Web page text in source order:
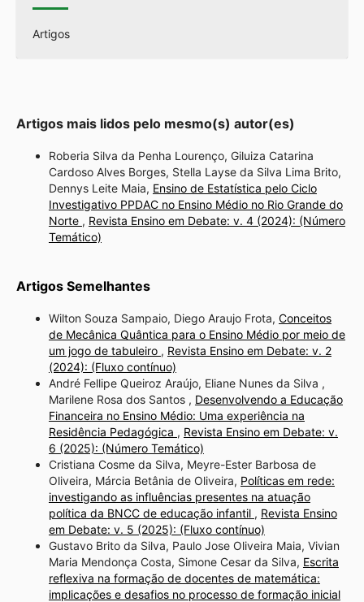
Artigos
Artigos mais lidos pelo mesmo(s) autor(es)
Roberia Silva da Penha Lourenço, Giluiza Catarina
Cardoso Alves Borges, Stella Layse da Silva Lima Brito,
Dennys Leite Maia, Ensino de Estatística pelo Ciclo
Investigativo PPDAC no Ensino Médio no Rio Grande do
Norte , Revista Ensino em Debate: v. 4 (2024): (Número
Temático)
Artigos Semelhantes
Wilton Souza Sampaio, Diego Araujo Frota, Conceitos
de Mecânica Quântica para o Ensino Médio por meio de
um jogo de tabuleiro , Revista Ensino em Debate: v. 2
(2024): (Fluxo contínuo)
André Fellipe Queiroz Araújo, Eliane Nunes da Silva ,
Marilene Rosa dos Santos , Desenvolvendo a Educação
Financeira no Ensino Médio: Uma experiência na
Residência Pedagógica , Revista Ensino em Debate: v.
6 (2025): (Número Temático)
Cristiana Cosme da Silva, Meyre-Ester Barbosa de
Oliveira, Márcia Betânia de Oliveira, Políticas em rede:
investigando as influências presentes na atuação
política da BNCC de educação infantil , Revista Ensino
em Debate: v. 5 (2025): (Fluxo contínuo)
Gustavo Brito da Silva, Paulo Jose Oliveira Maia, Vivian
Maria Mendonça Costa, Simone Cesar da Silva, Escrita
reflexiva na formação de docentes de matemática:
implicações e desafios no processo de formação inicial